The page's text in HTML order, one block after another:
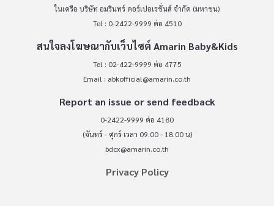
ในเครือ บริษัท อมรินทร์ คอร์เปอเรชั่นส์ จำกัด (มหาชน)
Tel : 0-2422-9999 ต่อ 4510
สนใจลงโฆษณากับเว็บไซต์ Amarin Baby&Kids
Tel : 02-422-9999 ต่อ 4775
Email : abkofficial@amarin.co.th
Report an issue or send feedback
0-2422-9999 ต่อ 4180
(จันทร์ - ศุกร์ เวลา 09.00 - 18.00 น)
bdcx@amarin.co.th
Privacy Policy